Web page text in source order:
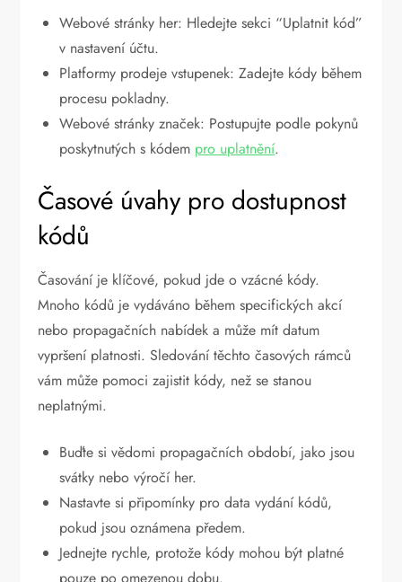
Webové stránky her: Hledejte sekci “Uplatnit kód”
v nastavení účtu.
Platformy prodeje vstupenek: Zadejte kódy během
procesu pokladny.
Webové stránky značek: Postupujte podle pokynů
poskytnutých s kódem pro uplatnění.
Časové úvahy pro dostupnost
kódů
Časování je klíčové, pokud jde o vzácné kódy.
Mnoho kódů je vydáváno během specifických akcí
nebo propagačních nabídek a může mít datum
vypršení platnosti. Sledování těchto časových rámců
vám může pomoci zajistit kódy, než se stanou
neplatnými.
Buďte si vědomi propagačních období, jako jsou
svátky nebo výročí her.
Nastavte si připomínky pro data vydání kódů,
pokud jsou oznámena předem.
Jednejte rychle, protože kódy mohou být platné